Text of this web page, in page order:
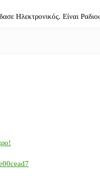
Ηλεκτρονικός. Είναι